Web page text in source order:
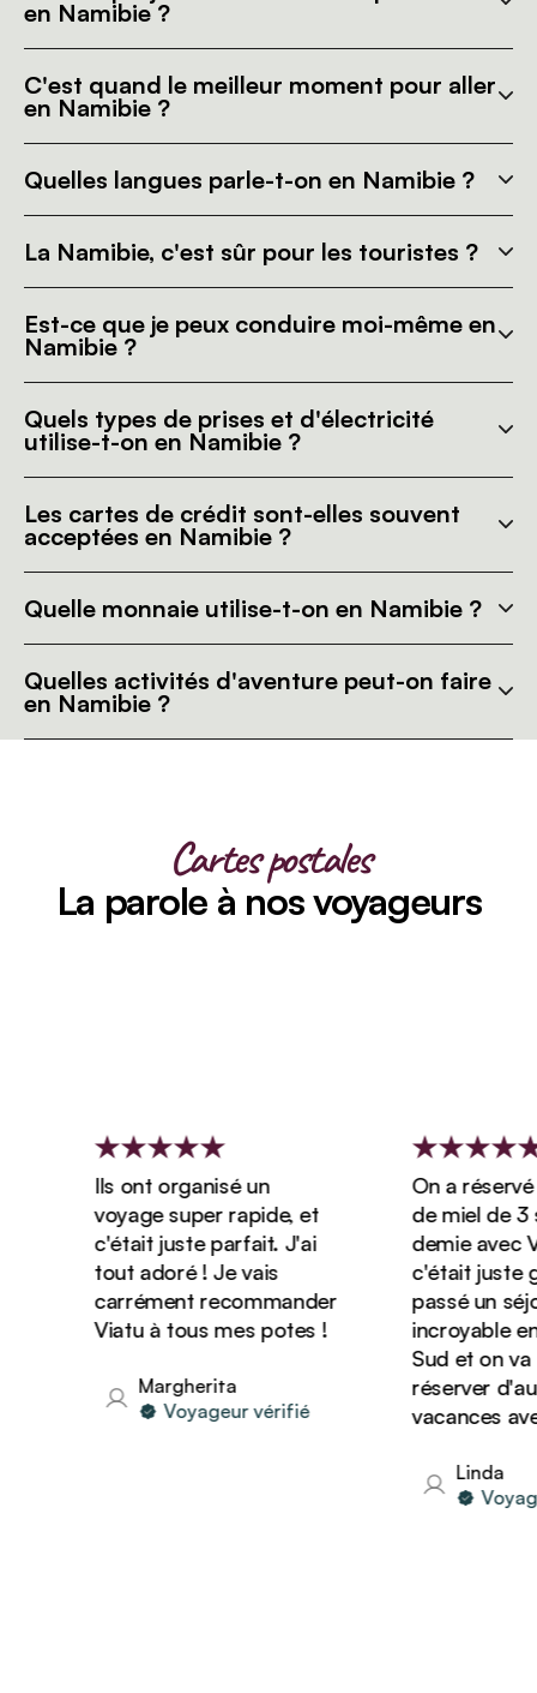
en Namibie ?
C'est quand le meilleur moment pour aller
en Namibie ?
Quelles langues parle-t-on en Namibie ?
La Namibie, c'est sûr pour les touristes ?
Est-ce que je peux conduire moi-même en
Namibie ?
Quels types de prises et d'électricité
utilise-t-on en Namibie ?
Les cartes de crédit sont-elles souvent
acceptées en Namibie ?
Quelle monnaie utilise-t-on en Namibie ?
Quelles activités d'aventure peut-on faire
en Namibie ?
Cartes postales
La parole à nos voyageurs
Ils ont organisé un
voyage super rapide, et
c'était juste parfait. J'ai
tout adoré ! Je vais
carrément recommander
Viatu à tous mes potes !
Margherita
Voyageur vérifié
On a réservé
de miel de 3
demie avec
c'était juste
passé un séjour
incroyable en
Sud et on va
réserver
vacances avec
Linda